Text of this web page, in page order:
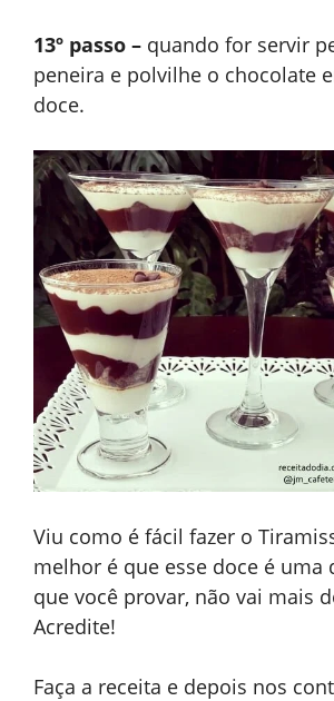
13º passo – quando for servir
peneira e polvilhe o chocolate
doce.
Viu como é fácil fazer o
melhor é que esse doce é uma
que você provar, não vai mais
Acredite!
Faça a receita e depois nos